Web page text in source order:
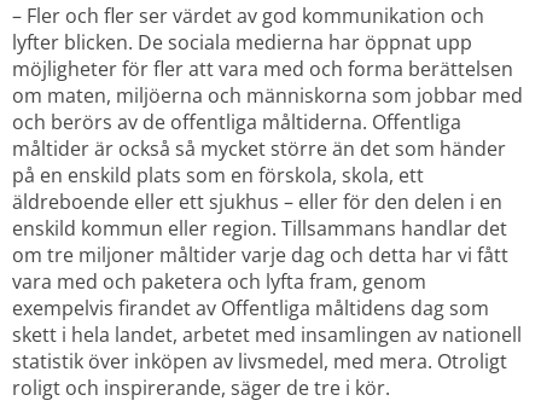
– Fler och fler ser värdet av god kommunikation och
lyfter blicken. De sociala medierna har öppnat upp
möjligheter för fler att vara med och forma berättelsen
om maten, miljöerna och människorna som jobbar med
och berörs av de offentliga måltiderna. Offentliga
måltider är också så mycket större än det som händer
på en enskild plats som en förskola, skola, ett
äldreboende eller ett sjukhus – eller för den delen i en
enskild kommun eller region. Tillsammans handlar det
om tre miljoner måltider varje dag och detta har vi fått
vara med och paketera och lyfta fram, genom
exempelvis firandet av Offentliga måltidens dag som
skett i hela landet, arbetet med insamlingen av nationell
statistik över inköpen av livsmedel, med mera. Otroligt
roligt och inspirerande, säger de tre i kör.